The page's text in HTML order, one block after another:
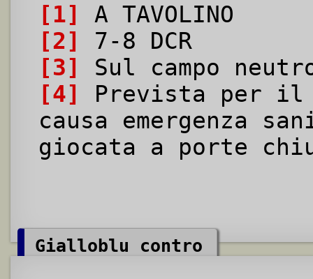
[1]
A TAVOLINO
[2]
7-8 DCR
[3]
Sul campo
[4]
Prevista per
causa emergenza
giocata a porte
Gialloblu contro